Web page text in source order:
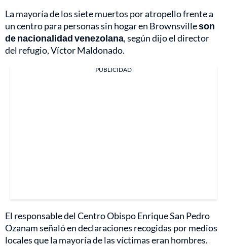
La mayoría de los siete muertos por atropello frente a
un centro para personas sin hogar en Brownsvilleson
de nacionalidad venezolana, según dijo el director
del refugio, Víctor Maldonado.
PUBLICIDAD
El responsable del Centro Obispo Enrique San Pedro
Ozanam señaló en declaraciones recogidas por medios
locales que la mayoría de las víctimas eran hombres.